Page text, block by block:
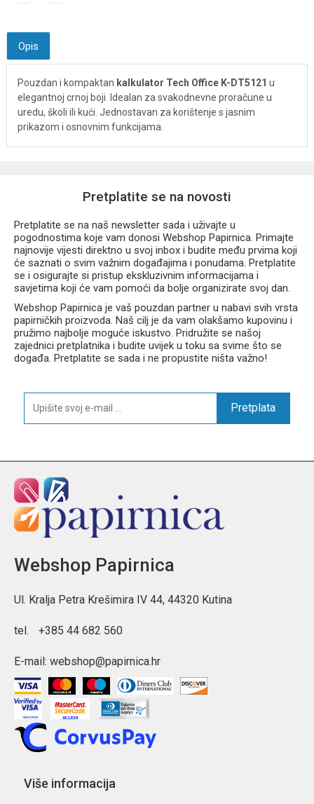
Opis
Pouzdan i kompaktan kalkulator Tech Office K-DT5121 u
elegantnoj crnoj boji. Idealan za svakodnevne proračune u
uredu, školi ili kući. Jednostavan za korištenje s jasnim
prikazom i osnovnim funkcijama.
Pretplatite se na novosti
Pretplatite se na naš newsletter sada i uživajte u
pogodnostima koje vam donosi Webshop Papirnica. Primajte
najnovije vijesti direktno u svoj inbox i budite među prvima koji
će saznati o svim važnim događajima i ponudama. Pretplatite
se i osigurajte si pristup ekskluzivnim informacijama i
savjetima koji će vam pomoći da bolje organizirate svoj dan.
Webshop Papirnica je vaš pouzdan partner u nabavi svih vrsta
papirničkih proizvoda. Naš cilj je da vam olakšamo kupovinu i
pružimo najbolje moguće iskustvo. Pridružite se našoj
zajednici pretplatnika i budite uvijek u toku sa svime što se
događa. Pretplatite se sada i ne propustite ništa važno!
Pretplata
Webshop Papirnica
Ul. Kralja Petra Krešimira IV 44, 44320 Kutina
tel. +385 44 682 560
E-mail: webshop@papirnica.hr
Više informacija